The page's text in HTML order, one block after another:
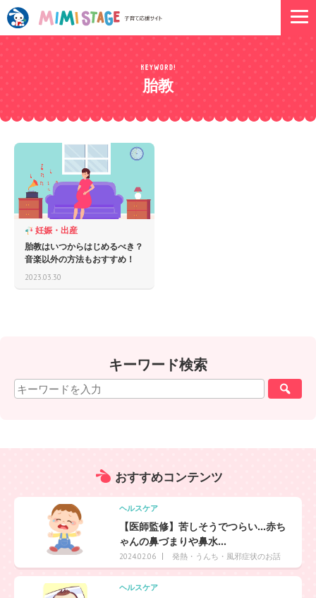
胎教
妊娠・出産
胎教はいつからはじめるべき？
音楽以外の方法もおすすめ！
2023.03.30
キーワード検索
おすすめコンテンツ
ヘルスケア
【医師監修】苦しそうでつらい…赤ち
ゃんの鼻づまりや鼻水...
2024.02.06 発熱・うんち・風邪症状のお話
ヘルスケア